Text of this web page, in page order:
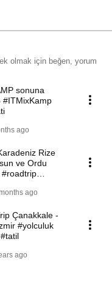
olmak için beğen, yorum
sonuna
#ITMixKamp
ago
Rize
ve Ordu
#roadtrip
#laz
ago
Çanakkale -
#yolculuk
ago